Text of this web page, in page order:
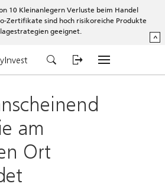
10 Kleinanlegern Verluste beim Handel
Zertifikate sind hoch risikoreiche Produkte
geeignet.
^
am
Ort